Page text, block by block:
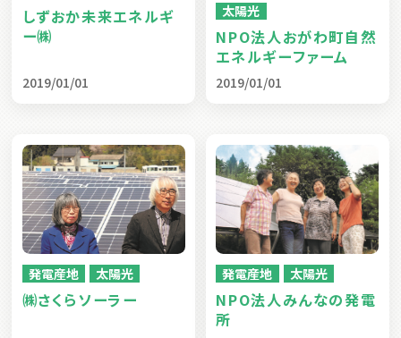
しずおか未来エネルギ
ー㈱
2019/01/01
太陽光
NPO法人おがわ町自然
エネルギーファーム
2019/01/01
発電産地 太陽光
㈱さくらソーラー
発電産地 太陽光
NPO法人みんなの発電
所